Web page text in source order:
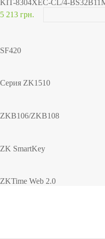
KIT-8304XEC-CL/4-
5 213 грн.
SF420
Серия ZK1510
ZKB106/ZKB108
ZK SmartKey
ZKTime Web 2.0